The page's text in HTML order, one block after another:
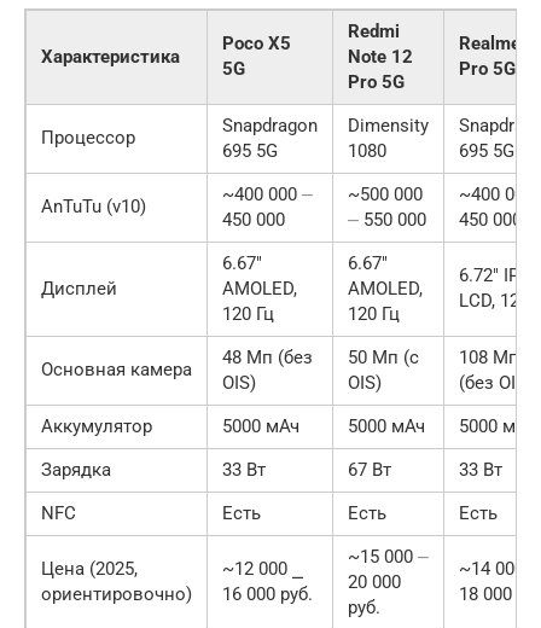
Характеристика
Poco X5
5G
Redmi
Note 12
Pro 5G
Realme
Pro 5G
Процессор
Snapdragon
695 5G
Dimensity
1080
695 5G
AnTuTu (v10)
~400 000 ⏤
450 000
~500 000
⏤ 550 000
~400 000
450 000
Дисплей
6.67″
AMOLED,
120 Гц
6.67″
AMOLED,
120 Гц
6.72″ IPS
LCD, 120
Основная камера
48 Мп (без
OIS)
50 Мп (с
OIS)
108 Мп
(без OIS)
Аккумулятор
5000 мАч 5000 мАч
5000 мАч
Зарядка
33 Вт 67 Вт
33 Вт
NFC
Есть Есть Есть
Цена (2025,
ориентировочно)
~12 000 ⎯
16 000 руб.
~15 000 ⏤
20 000
руб.
~14 000 ⎯
18 000